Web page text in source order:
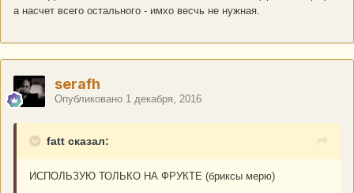
а насчет всего остального - имхо весчь не нужная.
serafh
Опубликовано 1 декабря, 2016
fatt сказал:
ИСПОЛЬЗУЮ ТОЛЬКО НА ФРУКТЕ (бриксы мерю)